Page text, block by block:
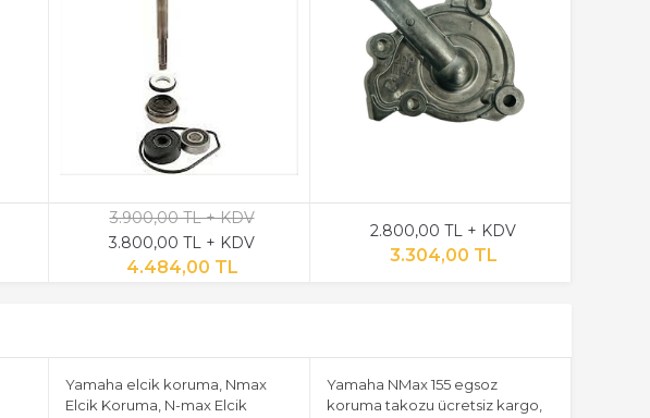
3.900,00 TL + KDV
3.800,00 TL + KDV
4.484,00 TL
2.800,00 TL + KDV
3.304,00 TL
Yamaha elcik koruma, Nmax
Elcik Koruma, N-max Elcik
Yamaha NMax 155 egsoz
koruma takozu ücretsiz kargo,